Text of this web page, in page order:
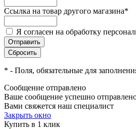
Ссылка на товар другого магазина*
Я согласен на обработку
* - Поля, обязательные для
Сообщение отправлено
Ваше сообщение успешно
Вами свяжется наш специалист
Закрыть окно
Купить в 1 клик